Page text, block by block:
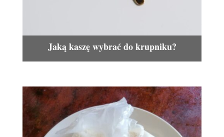
Jaką kaszę wybrać do krupniku?